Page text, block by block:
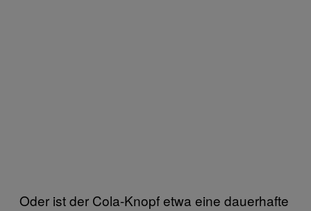
Oder ist der Cola-Knopf etwa eine dauerhafte